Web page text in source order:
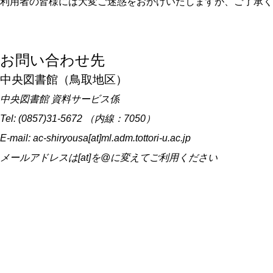
お問い合わせ先
中央図書館（鳥取地区）
中央図書館 資料サービス係
Tel: (0857)31-5672 （内線：7050）
E-mail: ac-shiryousa[at]ml.adm.tottori-u.ac.jp
メールアドレスは[at]を@に変えてご利用ください